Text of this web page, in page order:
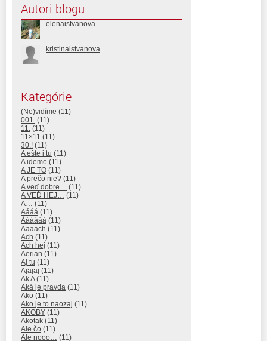
Autori blogu
elenaistvanova
kristinaistvanova
Kategórie
(Ne)vidíme (11)
001. (11)
11. (11)
11×11 (11)
30.! (11)
A ešte i tu (11)
A ideme (11)
A JE TO (11)
A prečo nie? (11)
A veď dobre… (11)
A VEĎ HEJ… (11)
A… (11)
Aááá (11)
Áááááá (11)
Aaaach (11)
Ach (11)
Ach hej (11)
Aerian (11)
Aj tu (11)
Ajajaj (11)
Ak A(11)
Aká je pravda (11)
Ako (11)
Ako je to naozaj (11)
AKOBY (11)
Akotak (11)
Ale čo (11)
Ale nooo… (11)